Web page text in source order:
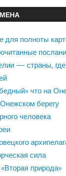
для полноты
— страны,
что на
берегу
человека
сила
природа»